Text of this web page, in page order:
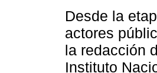
Desde la
actores
la redacción
Instituto